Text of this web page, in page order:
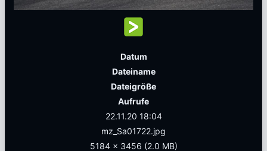
Datum
Dateiname
Dateigröße
Aufrufe
22.11.20 18:04
mz_Sa01722.jpg
5184 x 3456 (2.0 MB)